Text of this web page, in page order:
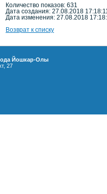
Количество показов: 631
Дата создания: 27.08.2018 17:18:11
Дата изменения: 27.08.2018
Возврат к списку
Йошкар-Олы
27